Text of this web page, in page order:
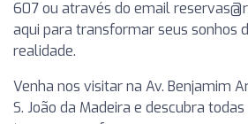
607 ou através do email
aqui para transformar seus sonhos
realidade.
Venha nos visitar na Av. Benjamim
S. João da Madeira e descubra